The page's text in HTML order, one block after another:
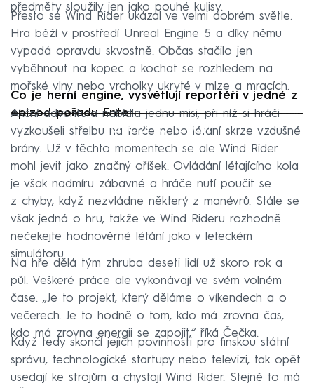
předměty sloužily jen jako pouhé kulisy.
Přesto se Wind Rider ukázal ve velmi dobrém světle.
Hra běží v prostředí Unreal Engine 5 a díky němu
vypadá opravdu skvostně. Občas stačilo jen
vyběhnout na kopec a kochat se rozhledem na
mořské vlny nebo vrcholky ukryté v mlze a mracích.
Co je herní engine, vysvětlují reportéři v jedné z
epizod pořadu Enter:
Failed to fetch
Akční adventura nabídla jednu misi, při níž si hráči
vyzkoušeli střelbu na terče nebo létání skrze vzdušné
brány. Už v těchto momentech se ale Wind Rider
mohl jevit jako značný oříšek. Ovládání létajícího kola
je však nadmíru zábavné a hráče nutí poučit se
z chyby, když nezvládne některý z manévrů. Stále se
však jedná o hru, takže ve Wind Rideru rozhodně
nečekejte hodnověrné létání jako v leteckém
simulátoru.
Na hře dělá tým zhruba deseti lidí už skoro rok a
půl. Veškeré práce ale vykonávají ve svém volném
čase. „Je to projekt, který děláme o víkendech a o
večerech. Je to hodně o tom, kdo má zrovna čas,
kdo má zrovna energii se zapojit,“ říká Čečka.
Když tedy skončí jejich povinnosti pro finskou státní
správu, technologické startupy nebo televizi, tak opět
usedají ke strojům a chystají Wind Rider. Stejně to má